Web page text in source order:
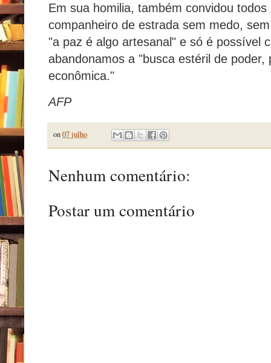
Em sua homilia, também convidou
companheiro de estrada sem medo,
"a paz é algo artesanal" e só é possível
abandonamos a "busca estéril de
econômica."
AFP
on07 julho
Nenhum comentário:
Postar um comentário